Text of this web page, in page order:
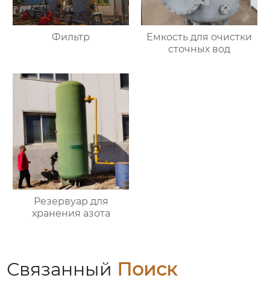
Фильтр
Емкость для очистки
сточных вод
Резервуар для
хранения азота
Связанный Поиск